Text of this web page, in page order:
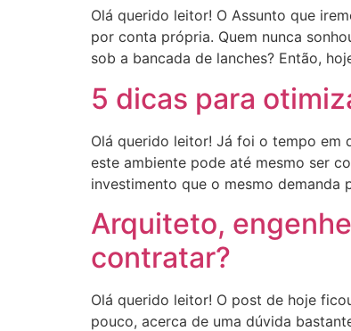
Olá querido leitor! O Assunto que
por conta própria. Quem nunca
sob a bancada de lanches? Então,
5 dicas para
Olá querido leitor! Já foi o tempo em
este ambiente pode até mesmo ser
investimento que o mesmo demanda
Arquiteto,
contratar?
Olá querido leitor! O post de hoje
pouco, acerca de uma dúvida